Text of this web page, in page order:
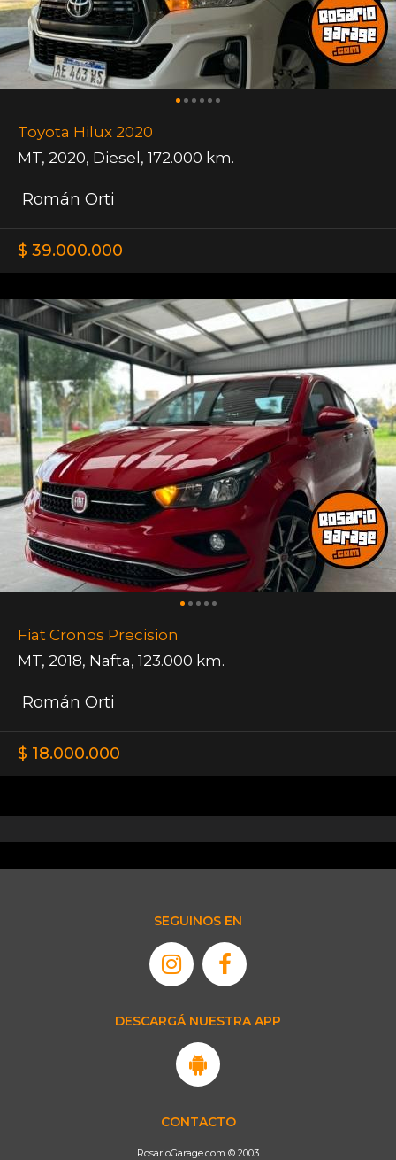
Toyota Hilux 2020
MT, 2020, Diesel, 172.000 km.
Román Orti
$ 39.000.000
Fiat Cronos Precision
MT, 2018, Nafta, 123.000 km.
Román Orti
$ 18.000.000
SEGUINOS EN
DESCARGÁ NUESTRA APP
CONTACTO
RosarioGarage.com © 2003